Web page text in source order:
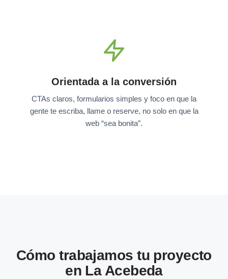
Orientada a la conversión
CTAs claros, formularios simples y foco en que la
gente te escriba, llame o reserve, no solo en que la
web “sea bonita”.
Cómo trabajamos tu proyecto
en La Acebeda